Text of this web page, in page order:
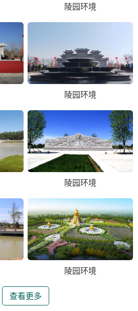
陵园环境
陵园环境
陵园环境
陵园环境
查看更多